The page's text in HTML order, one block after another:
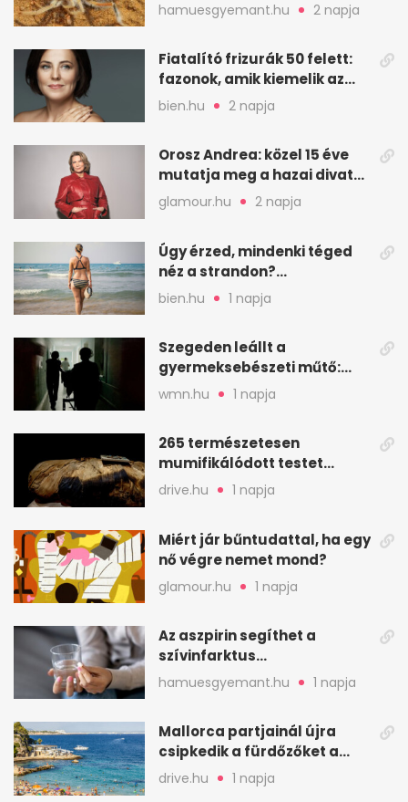
hamuesgyemant.hu 2 napja
Fiatalító frizurák 50 felett:
fazonok, amik kiemelik az
arcodat
bien.hu 2 napja
Orosz Andrea: közel 15 éve
mutatja meg a hazai divat
arcait
glamour.hu 2 napja
Úgy érzed, mindenki téged
néz a strandon?
Pszichológusok szerint más
áll a háttérben
bien.hu 1 napja
Szegeden leállt a
gyermeksebészeti műtő:
elfogytak a tartalékok
wmn.hu 1 napja
265 természetesen
mumifikálódott testet
találtak egy váci templom
drive.hu 1 napja
Miért jár bűntudattal, ha egy
nő végre nemet mond?
glamour.hu 1 napja
Az aszpirin segíthet a
szívinfarktus
megelőzésében, de nem
mindenkinek
hamuesgyemant.hu 1 napja
Mallorca partjainál újra
csipkedik a fürdőzőket a
halak a sekély vízben
drive.hu 1 napja